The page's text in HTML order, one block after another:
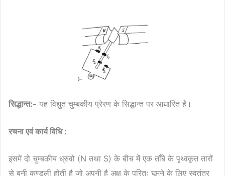
सिद्धान्त:- यह विद्युत चुम्बकीय प्रेरण के सिद्धान्त पर आधारित है।
रचना एवं कार्य विधि :
इसमें दो चुम्बकीय ध्रुवो (N तथा S) के बीच में एक ताँबे के पृथ्वकृत तारों
से बनी कुण्डली होती है जो अपनी है अक्ष के परितः घूमने के लिए स्वतंत्र